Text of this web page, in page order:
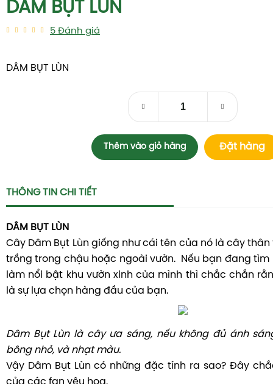
Dâm Bụt Lùn là cây ưa sáng, nếu không đủ ánh
Vậy Dâm Bụt Lùn có những đặc tính ra sao? Đây
+ Là cây thân thấp có chiều cao trung bình từ 30-40
+ Hoa lớn, có nhiều màu : trắng, vàng, xanh, hồng, đỏ
nhiều nhất là vào mùa hạ và thu. Kích thước mỗi bông
bông nhỏ, và nhạt màu.
mặt trời gay gắt. Nhiệt độ phù hợp 15-28 độ C.
+ Là cây ưa nước tuy nhiên tưới nhiều quá sẽ bị úng.